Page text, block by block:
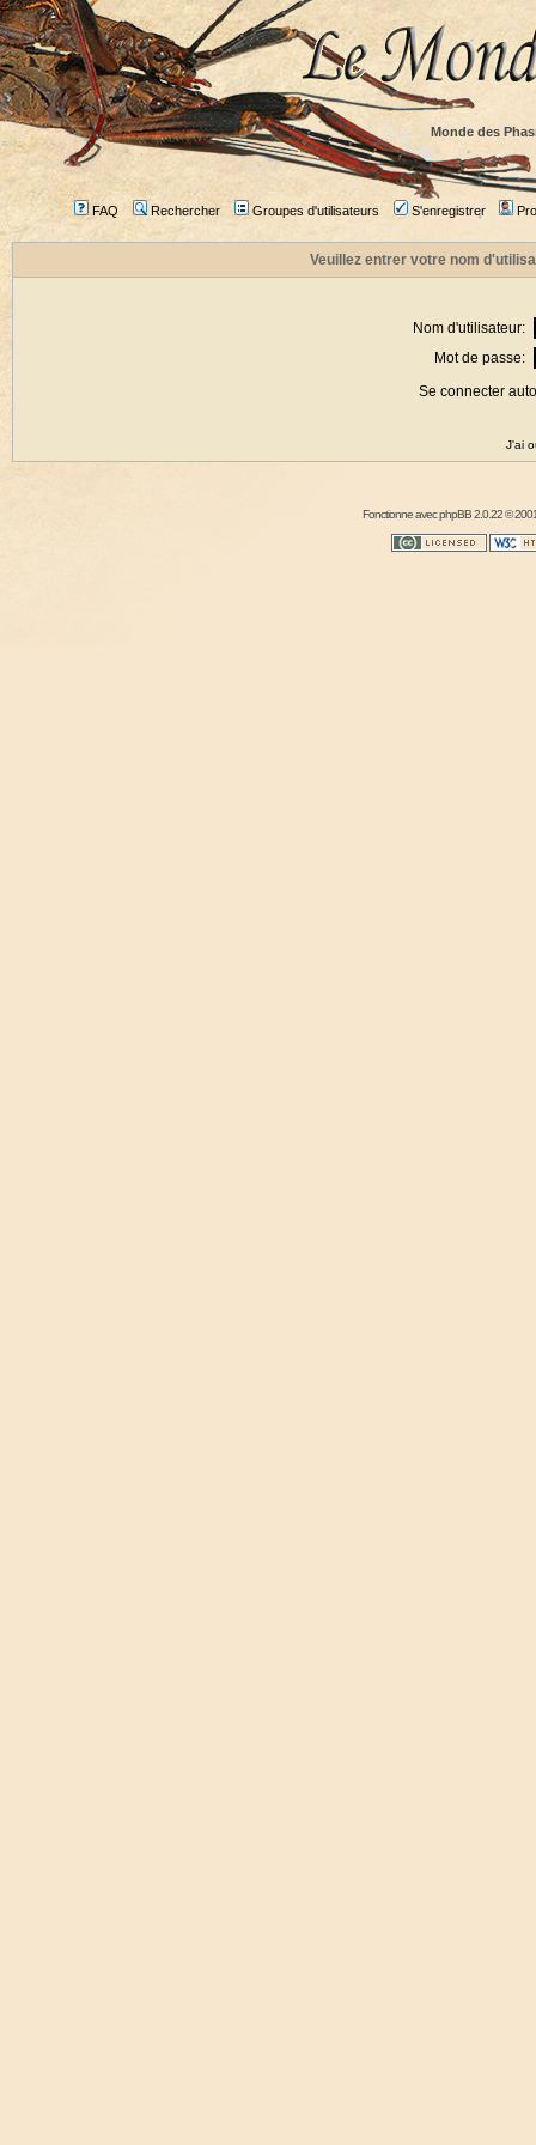
Monde des
FAQ Rechercher Groupes d'utilisateurs S'enregistrer
Veuillez entrer votre nom
Nom d'utilisateur:
Mot de passe:
Se connecter
J'ai
Fonctionne avecphpBB2.0.22 ©